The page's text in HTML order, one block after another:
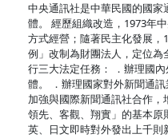
中央通訊社是中華民國的國
體。 經歷組織改造，1973年
方式經營；隨著民主化發展，
例」改制為財團法人，定位
行三大法定任務： ．辦理國
體。 ．辦理國家對外新聞通
加強與國際新聞通訊社合作，
領先、客觀、翔實」的基本原
英、日文即時對外發出上千